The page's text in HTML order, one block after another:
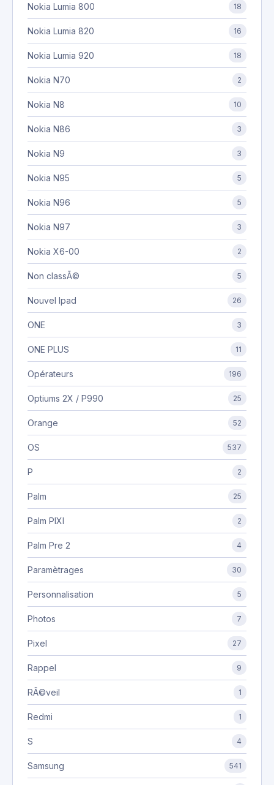
Nokia Lumia 800 18
Nokia Lumia 820 16
Nokia Lumia 920 18
Nokia N70 2
Nokia N8 10
Nokia N86 3
Nokia N9 3
Nokia N95 5
Nokia N96 5
Nokia N97 3
Nokia X6-00 2
Non classÃ© 5
Nouvel Ipad 26
ONE 3
ONE PLUS 11
Opérateurs 196
Optiums 2X / P990 25
Orange 52
OS 537
P 2
Palm 25
Palm PIXI 2
Palm Pre 2 4
Paramètrages 30
Personnalisation 5
Photos 7
Pixel 27
Rappel 9
RÃ©veil 1
Redmi 1
S 4
Samsung 541